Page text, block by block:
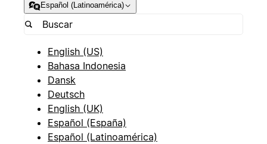
Español (Latinoamérica)
English (US)
Bahasa Indonesia
Dansk
Deutsch
English (UK)
Español (España)
Español (Latinoamérica)